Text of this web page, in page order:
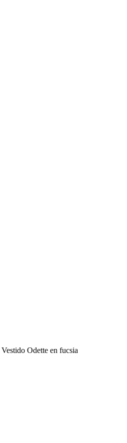
Vestido Odette en fucsia